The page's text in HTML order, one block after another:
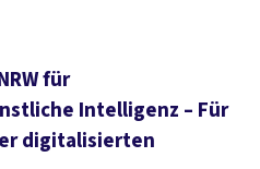
für
Intelligenz – Für
digitalisierten